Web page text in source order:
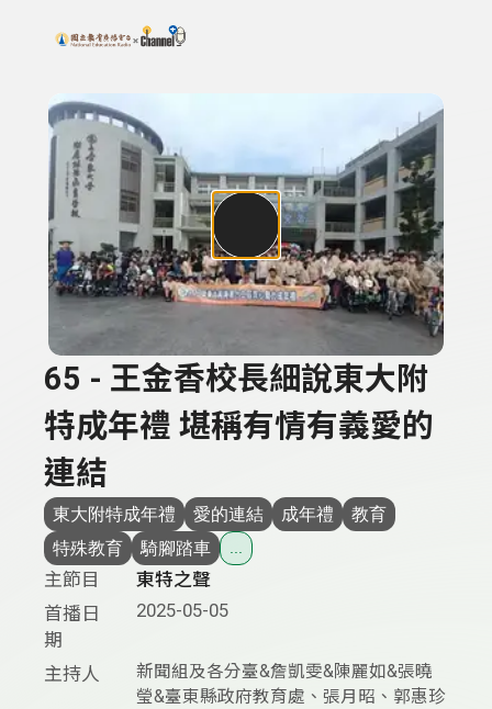
上方功能區塊
搜尋關鍵字：可輸入節目名稱、主持人或關鍵字
65 - 王金香校長細說東大附
特成年禮 堪稱有情有義愛的
連結
東大附特成年禮 愛的連結 成年禮
教育
特殊教育
騎腳踏車
主節目
東特之聲
首播日
期
2025-05-05
主持人
新聞組及各分臺&詹凱雯&陳麗如&張曉
瑩&臺東縣政府教育處、張月昭、郭惠珍